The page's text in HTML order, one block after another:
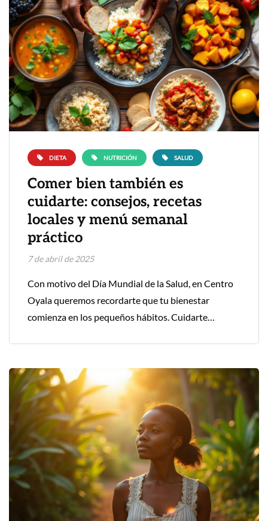
DIETA NUTRICIÓN SALUD
Comer bien también es
cuidarte: consejos, recetas
locales y menú semanal
práctico
7 de abril de 2025
Con motivo del Día Mundial de la Salud, en Centro
Oyala queremos recordarte que tu bienestar
comienza en los pequeños hábitos. Cuidarte…